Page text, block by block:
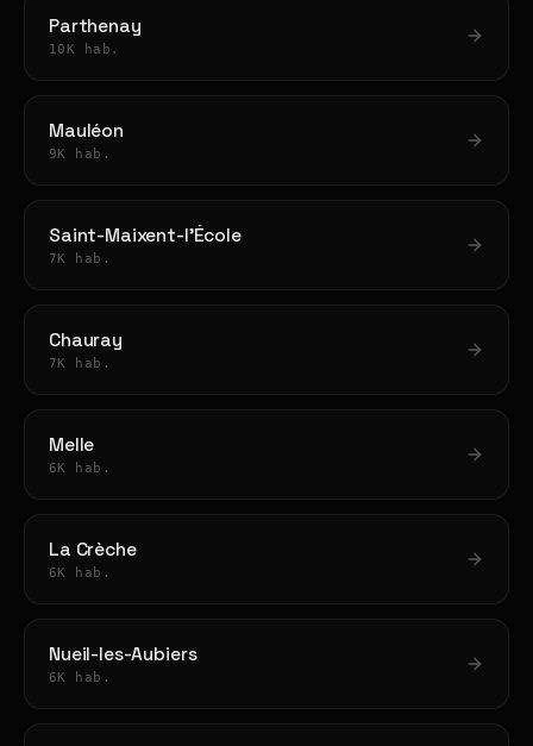
Parthenay
10K hab.
Mauléon
9K hab.
Saint-Maixent-l'École
7K hab.
Chauray
7K hab.
Melle
6K hab.
La Crèche
6K hab.
Nueil-les-Aubiers
6K hab.